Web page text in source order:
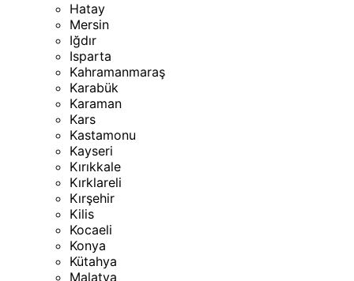
Hatay
Mersin
Iğdır
Isparta
Kahramanmaraş
Karabük
Karaman
Kars
Kastamonu
Kayseri
Kırıkkale
Kırklareli
Kırşehir
Kilis
Kocaeli
Konya
Kütahya
Malatya